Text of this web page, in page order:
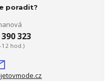
poradit?
323
12 hod.)